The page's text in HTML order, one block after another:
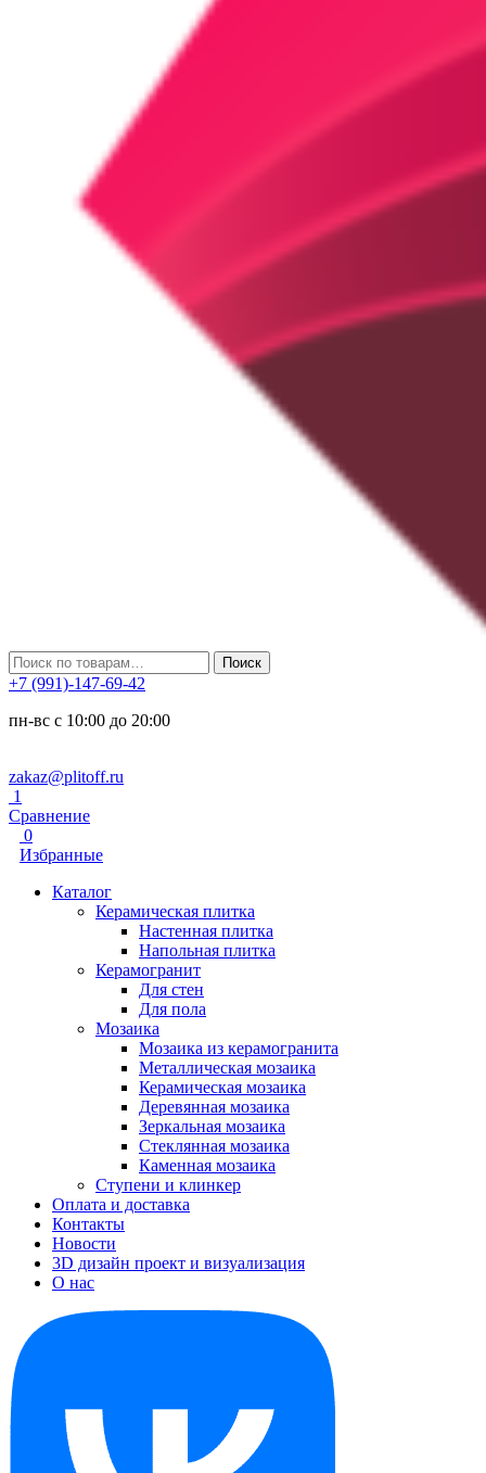
Искать: Поиск
+7 (991)-147-69-42
пн-вс с 10:00 до 20:00
zakaz@plitoff.ru
1
Сравнение
0
Избранные
Каталог
Керамическая плитка
Настенная плитка
Напольная плитка
Керамогранит
Для стен
Для пола
Мозаика
Мозаика из керамогранита
Металлическая мозаика
Керамическая мозаика
Деревянная мозаика
Зеркальная мозаика
Стеклянная мозаика
Каменная мозаика
Ступени и клинкер
Оплата и доставка
Контакты
Новости
3D дизайн проект и визуализация
О нас